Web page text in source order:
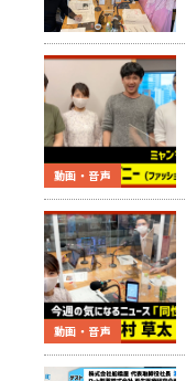
動画・音声
動画・音声